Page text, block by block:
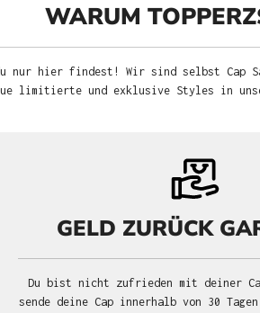
WARUM
hier findest! Wir sind selbst Cap
limitierte und exklusive Styles in
GELD ZURÜCK
Du bist nicht zufrieden mit deiner
sende deine Cap innerhalb von 30